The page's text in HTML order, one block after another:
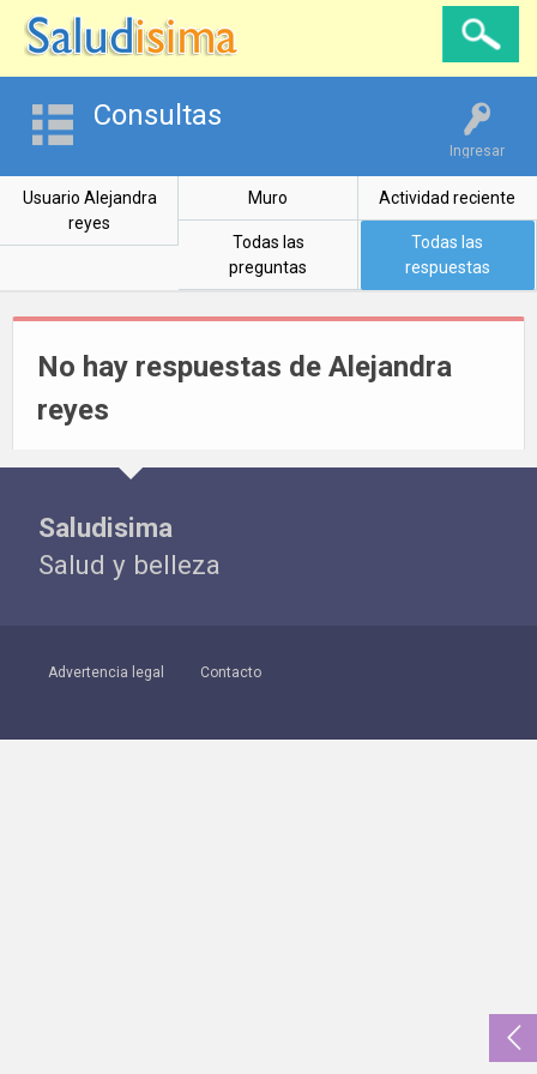
Ingresar
Consultas
Usuario Alejandra
reyes
Muro Actividad reciente
Todas las
preguntas
Todas las
respuestas
No hay respuestas de Alejandra
reyes
Saludisima
Salud y belleza
Advertencia legal Contacto